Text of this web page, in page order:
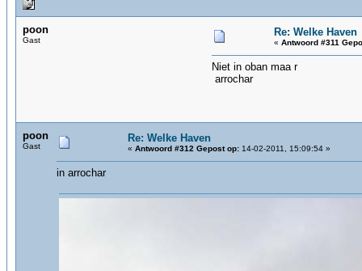
poon
Gast
Re: Welke Haven
« Antwoord #311
Niet in oban maa r
arrochar
poon
Gast
Re: Welke Haven
« Antwoord #312 Gepost op: 14-02-2011, 15:09:54 »
in arrochar